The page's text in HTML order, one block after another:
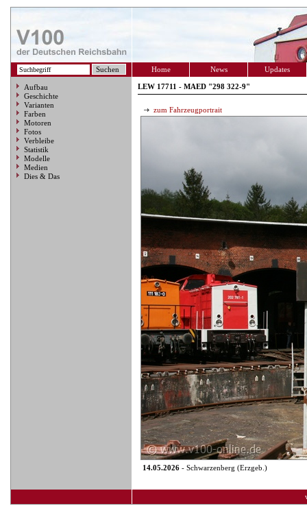
Home News Updates
Aufbau
Geschichte
Varianten
Farben
Motoren
Fotos
Verbleibe
Statistik
Modelle
Medien
Dies & Das
LEW 17711 - MAED "298 322-9"
zum Fahrzeugportrait
14.05.2026 - Schwarzenberg (Erzgeb.)